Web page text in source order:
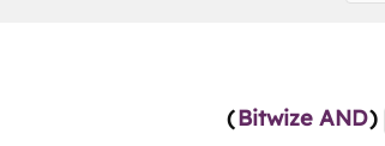
(
Bitwize AND
)